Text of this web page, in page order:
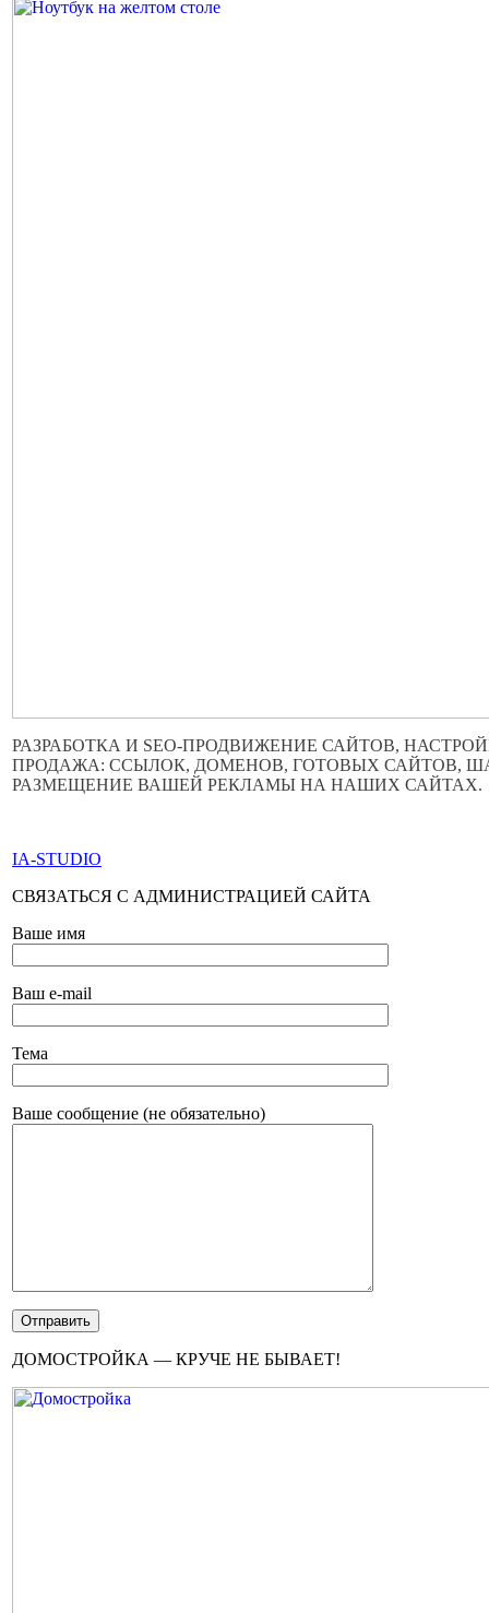
РАЗРАБОТКА И SEO-ПРОДВИЖЕНИЕ САЙТОВ,
ПРОДАЖА: ССЫЛОК, ДОМЕНОВ, ГОТОВЫХ САЙТОВ,
РАЗМЕЩЕНИЕ ВАШЕЙ РЕКЛАМЫ НА НАШИХ САЙТАХ.
IA-STUDIO
СВЯЗАТЬСЯ С АДМИНИСТРАЦИЕЙ САЙТА
Ваше имя
Ваш e-mail
Тема
Ваше сообщение (не обязательно)
ДОМОСТРОЙКА — КРУЧЕ НЕ БЫВАЕТ!